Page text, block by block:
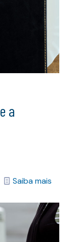
a
Saiba mais